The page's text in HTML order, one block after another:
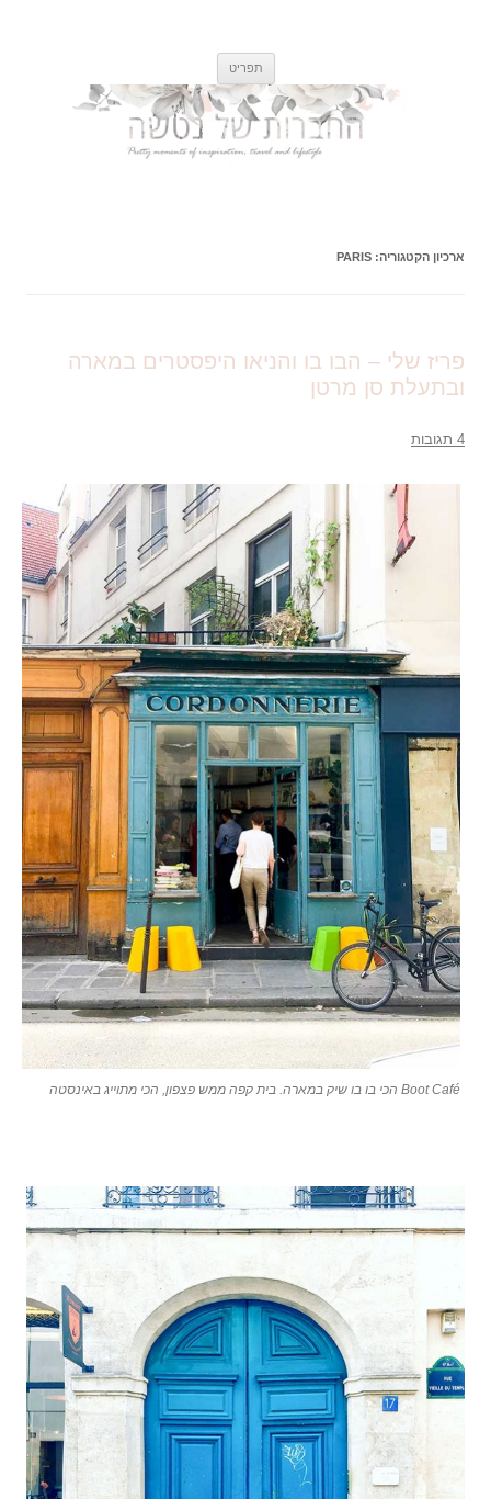
תפריט
ארכיון הקטגוריה: PARIS
פריז שלי – הבו בו והניאו היפסטרים במארה
ובתעלת סן מרטן
4 תגובות
Boot Café הכי בו בו שיק במארה. בית קפה ממש פצפון, הכי מתוייג באינסטה